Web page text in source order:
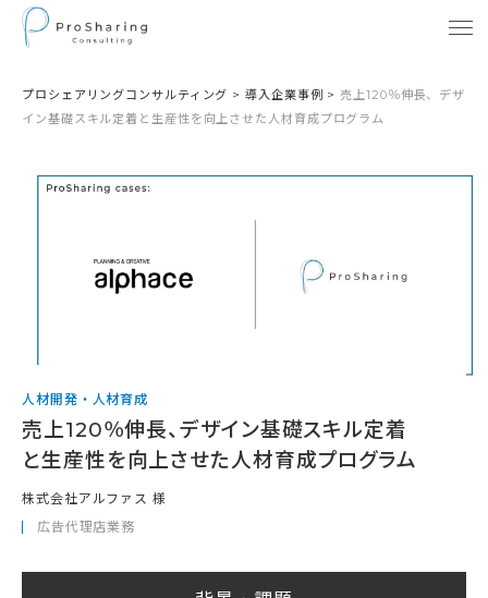
プロシェアリングコンサルティング >導入企業事例 > 売上120％伸長、デザ
イン基礎スキル定着と生産性を向上させた人材育成プログラム
人材開発・人材育成
売上120％伸長、デザイン基礎スキル定着
と生産性を向上させた人材育成プログラム
株式会社アルファス 様
広告代理店業務